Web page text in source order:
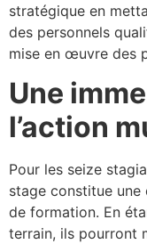
stratégique en
des personnels
mise en œuvre des
Une
l’action
Pour les seize
stage constitue
de formation. En
terrain, ils pourront